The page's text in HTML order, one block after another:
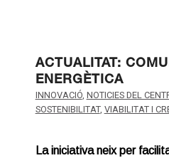
ACTUALITAT:
ENERGÈTICA
INNOVACIÓ, NOTICIES DEL
SOSTENIBILITAT, VIABILITAT I
La iniciativa neix per